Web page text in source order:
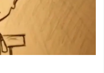
TË KUQ